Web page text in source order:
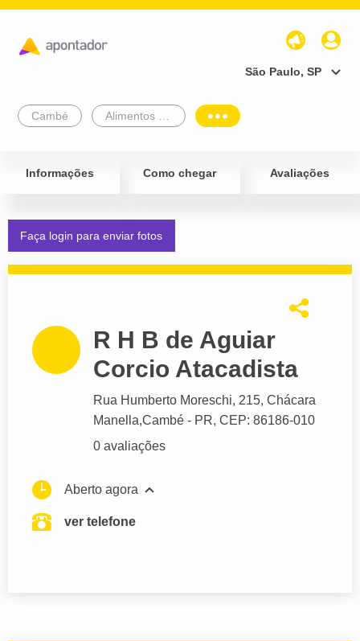
São Paulo, SP
Cambé
Informações Como chegar Avaliações
Faça login para enviar fotos
R H B de Aguiar
Corcio Atacadista
Rua Humberto Moreschi, 215, Chácara
Manella,Cambé - PR, CEP: 86186-010
0 avaliações
Aberto agora
ver telefone